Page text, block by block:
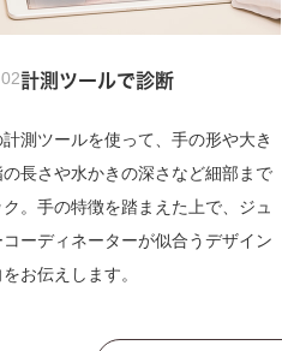
計測ツールで診断
測ツールを使って、手の形や大き
の長さや水かきの深さなど細部まで
。手の特徴を踏まえた上で、ジュ
コーディネーターが似合うデザイン
お伝えします。